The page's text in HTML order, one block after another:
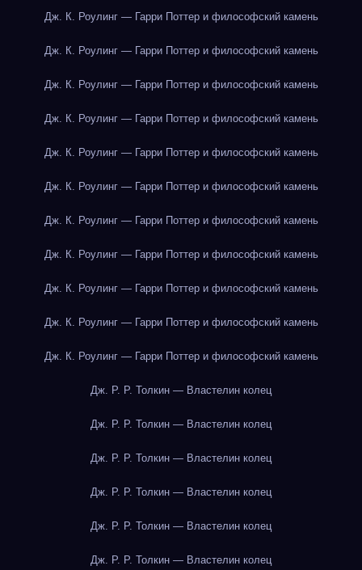
Дж. К. Роулинг — Гарри Поттер и философский камень
Дж. К. Роулинг — Гарри Поттер и философский камень
Дж. К. Роулинг — Гарри Поттер и философский камень
Дж. К. Роулинг — Гарри Поттер и философский камень
Дж. К. Роулинг — Гарри Поттер и философский камень
Дж. К. Роулинг — Гарри Поттер и философский камень
Дж. К. Роулинг — Гарри Поттер и философский камень
Дж. К. Роулинг — Гарри Поттер и философский камень
Дж. К. Роулинг — Гарри Поттер и философский камень
Дж. К. Роулинг — Гарри Поттер и философский камень
Дж. К. Роулинг — Гарри Поттер и философский камень
Дж. Р. Р. Толкин — Властелин колец
Дж. Р. Р. Толкин — Властелин колец
Дж. Р. Р. Толкин — Властелин колец
Дж. Р. Р. Толкин — Властелин колец
Дж. Р. Р. Толкин — Властелин колец
Дж. Р. Р. Толкин — Властелин колец